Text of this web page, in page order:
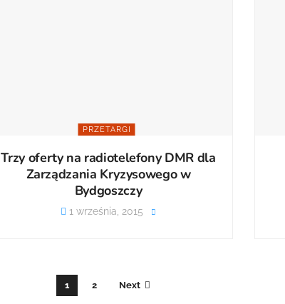
PRZETARGI
Trzy oferty na radiotelefony DMR dla
Zarządzania Kryzysowego w
Bydgoszczy
1 września, 2015
1 2 Next